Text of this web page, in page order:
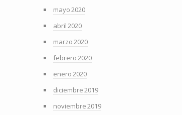
mayo 2020
abril 2020
marzo 2020
febrero 2020
enero 2020
diciembre 2019
noviembre 2019